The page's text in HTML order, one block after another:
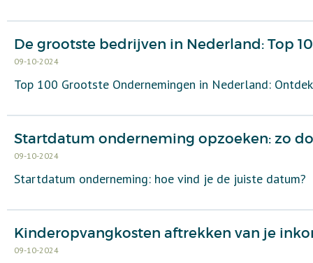
De grootste bedrijven in Nederland: Top
09-10-2024
Top 100 Grootste Ondernemingen in Nederland:
Startdatum onderneming opzoeken: zo
09-10-2024
Startdatum onderneming: hoe vind je de juiste datum?
Kinderopvangkosten aftrekken van je
09-10-2024